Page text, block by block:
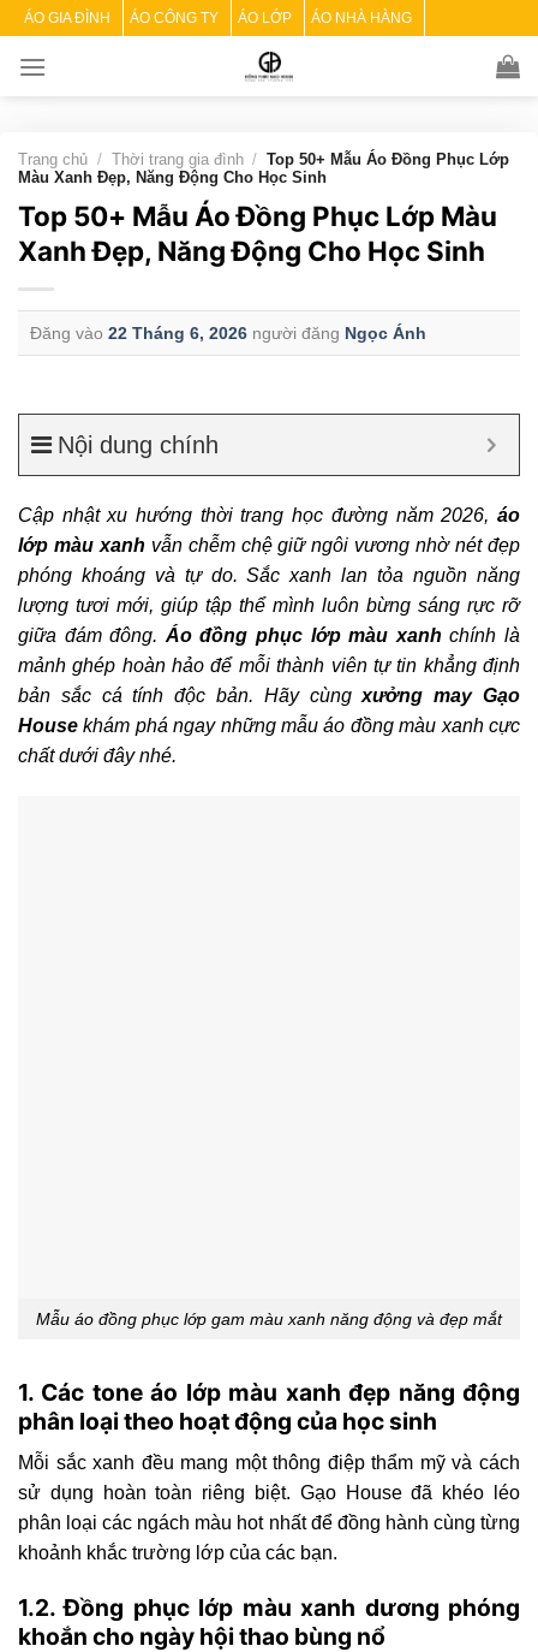
Skip
content
ÁO GIA ĐÌNH ÁO CÔNG TY ÁO LỚP ÁO NHÀ HÀNG
Trang chủ / Thời trang gia đình / Top 50+ Mẫu Áo Đồng Phục Lớp
Màu Xanh Đẹp, Năng Động Cho Học Sinh
Top 50+ Mẫu Áo Đồng Phục Lớp Màu
Xanh Đẹp, Năng Động Cho Học Sinh
Đăng vào 22 Tháng 6, 2026 người đăng Ngọc Ánh
Nội dung chính
Cập nhật xu hướng thời trang học đường năm 2026, áo
lớp màu xanh vẫn chễm chệ giữ ngôi vương nhờ nét đẹp
phóng khoáng và tự do. Sắc xanh lan tỏa nguồn năng
lượng tươi mới, giúp tập thể mình luôn bừng sáng rực rỡ
giữa đám đông. Áo đồng phục lớp màu xanhchính là
mảnh ghép hoàn hảo để mỗi thành viên tự tin khẳng định
bản sắc cá tính độc bản. Hãy cùngxưởng may Gạo
House khám phá ngay những mẫu áo đồng màu xanh cực
chất dưới đây nhé.
Mẫu áo đồng phục lớp gam màu xanh năng động và đẹp mắt
1. Các tone áo lớp màu xanh đẹp năng động
phân loại theo hoạt động của học sinh
Mỗi sắc xanh đều mang một thông điệp thẩm mỹ và cách
sử dụng hoàn toàn riêng biệt. Gạo House đã khéo léo
phân loại các ngách màu hot nhất để đồng hành cùng từng
khoảnh khắc trường lớp của các bạn.
1.2. Đồng phục lớp màu xanh dương phóng
khoắn cho ngày hội thao bùng nổ